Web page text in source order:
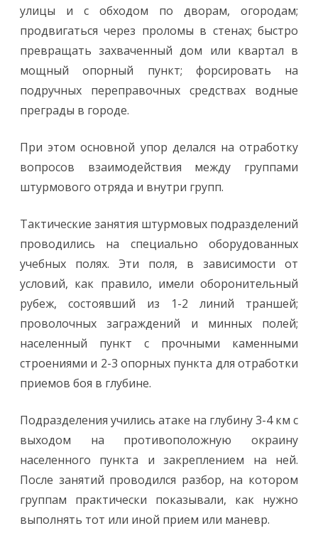
улицы и с обходом по дворам, огородам;
продвигаться через проломы в стенах; быстро
превращать захваченный дом или квартал в
мощный опорный пункт; форсировать на
подручных переправочных средствах водные
преграды в городе.
При этом основной упор делался на отработку
вопросов взаимодействия между группами
штурмового отряда и внутри групп.
Тактические занятия штурмовых подразделений
проводились на специально оборудованных
учебных полях. Эти поля, в зависимости от
условий, как правило, имели оборонительный
рубеж, состоявший из 1-2 линий траншей;
проволочных заграждений и минных полей;
населенный пункт с прочными каменными
строениями и 2-3 опорных пункта для отработки
приемов боя в глубине.
Подразделения учились атаке на глубину 3-4 км с
выходом на противоположную окраину
населенного пункта и закреплением на ней.
После занятий проводился разбор, на котором
группам практически показывали, как нужно
выполнять тот или иной прием или маневр.